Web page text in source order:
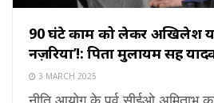
90 घंटे काम को लेकर अखिलेश
नज़रिया’!: पिता मुलायम सिंह
3 MARCH 2025